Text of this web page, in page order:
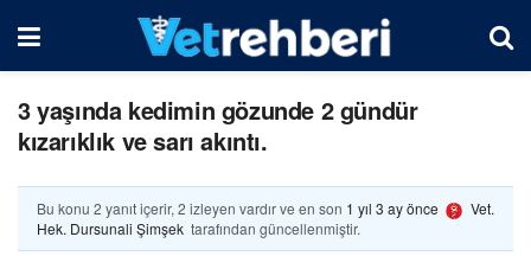
3 yaşında kedimin gözunde 2 gündür
kızarıklık ve sarı akıntı.
Bu konu 2 yanıt içerir, 2 izleyen vardır ve en son 1 yıl 3 ay önce
Vet.
Hek. Dursunali Şimşek tarafından güncellenmiştir.